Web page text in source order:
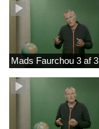
Mads Faurchou 3 af 3